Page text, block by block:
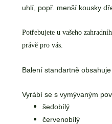
uhlí, popř. menší kousky
Potřebujete u vašeho
právě pro vás.
Balení standartně
Vyrábí se s vymývaným
šedobílý
červenobílý